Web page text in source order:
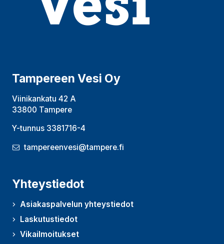
Tampereen Vesi Oy
Viinikankatu 42 A
33800 Tampere
Y-tunnus 3381716-4
tampereenvesi@tampere.fi
Yhteystiedot
Asiakaspalvelun yhteystiedot
Laskutustiedot
Vikailmoitukset